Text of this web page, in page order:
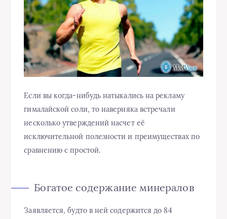
Если вы когда-нибудь натыкались на рекламу
гималайской соли, то наверняка встречали
несколько утверждений насчет её
исключительной полезности и преимуществах по
сравнению с простой.
Богатое содержание минералов
Заявляется, будто в ней содержится до 84